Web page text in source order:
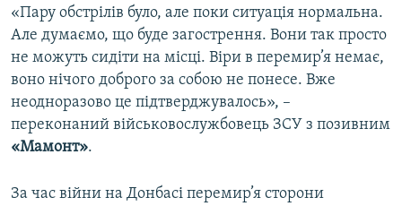
«Пару обстрілів було, але поки ситуація нормальна.
Але думаємо, що буде загострення. Вони так просто
не можуть сидіти на місці. Віри в перемир’я немає,
воно нічого доброго за собою не понесе. Вже
неодноразово це підтверджувалось», –
переконаний військовослужбовець ЗСУ з позивним
«Мамонт».
За час війни на Донбасі перемир’я сторони